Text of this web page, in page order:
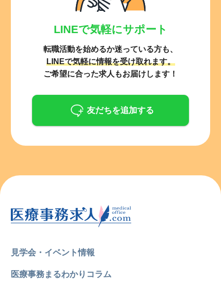
LINEで気軽にサポート
転職活動を始めるか迷っている方も、
LINEで気軽に情報を受け取れます。
ご希望に合った求人もお届けします！
友だちを追加する
見学会・イベント情報
医療事務まるわかりコラム